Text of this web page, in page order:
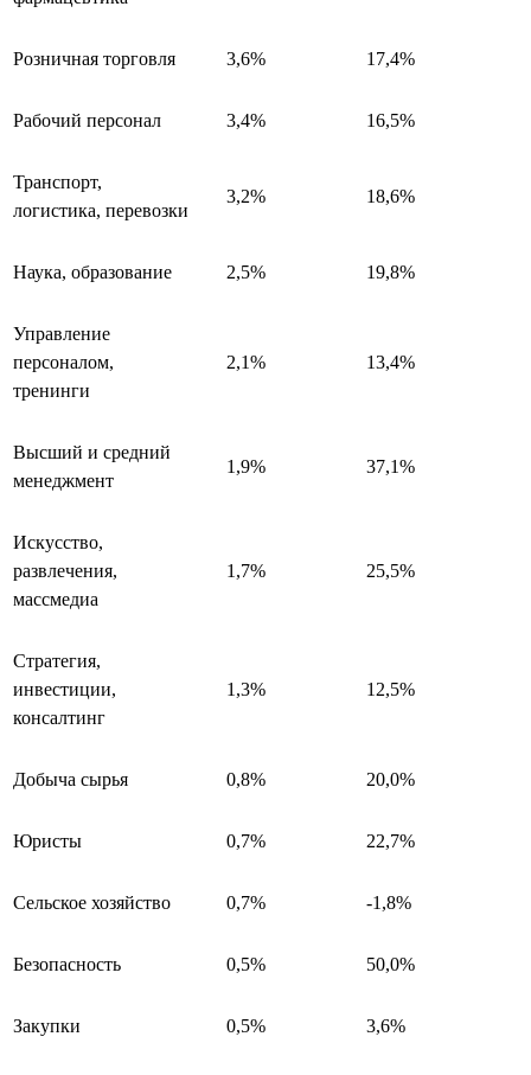
Розничная торговля 3,6% 17,4%
Рабочий персонал 3,4% 16,5%
Транспорт,
логистика, перевозки
3,2% 18,6%
Наука, образование 2,5% 19,8%
Управление
персоналом,
тренинги
2,1% 13,4%
Высший и средний
менеджмент
1,9% 37,1%
Искусство,
развлечения,
массмедиа
1,7% 25,5%
Стратегия,
инвестиции,
консалтинг
1,3% 12,5%
Добыча сырья 0,8% 20,0%
Юристы 0,7% 22,7%
Сельское хозяйство 0,7% -1,8%
Безопасность 0,5% 50,0%
Закупки 0,5% 3,6%